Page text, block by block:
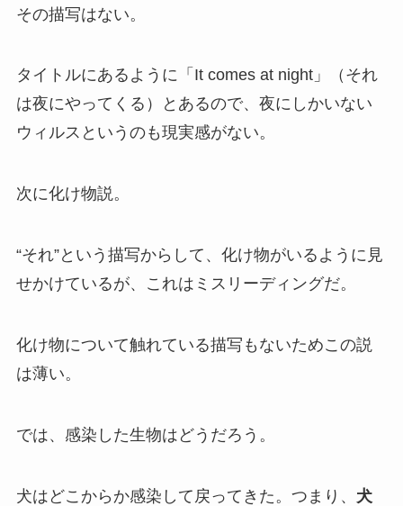
その描写はない。
タイトルにあるように「It comes at night」（それ
は夜にやってくる）とあるので、夜にしかいない
ウィルスというのも現実感がない。
次に化け物説。
“それ”という描写からして、化け物がいるように見
せかけているが、これはミスリーディングだ。
化け物について触れている描写もないためこの説
は薄い。
では、感染した生物はどうだろう。
犬はどこからか感染して戻ってきた。つまり、 犬